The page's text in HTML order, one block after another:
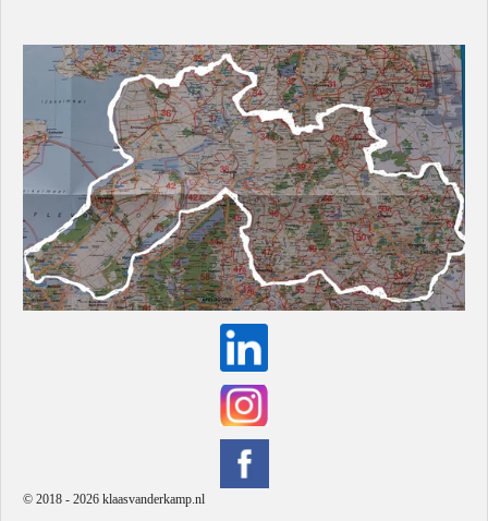
© 2018 - 2026 klaasvanderkamp.nl